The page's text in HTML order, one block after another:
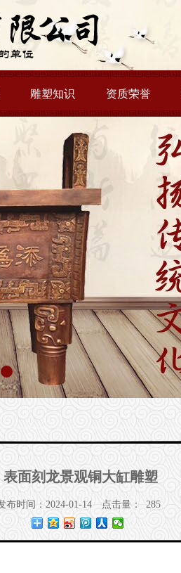
雕塑知识 资质荣誉
表面刻龙景观铜大缸雕塑
布时间：2024-01-14 点击量： 285